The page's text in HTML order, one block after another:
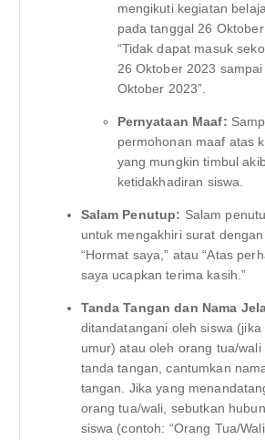
mengikuti kegiatan
pada tanggal 26
“Tidak dapat masuk
26 Oktober 2023
Oktober 2023”.
Pernyataan Maaf:
permohonan maaf atas
yang mungkin timbul
ketidakhadiran siswa.
Salam Penutup: Salam
untuk mengakhiri surat
“Hormat saya,” atau “Atas
saya ucapkan terima kasih.”
Tanda Tangan dan Nama
ditandatangani oleh siswa
umur) atau oleh orang tua/wali
tanda tangan, cantumkan
tangan. Jika yang
orang tua/wali, sebutkan
siswa (contoh: “Orang Tua/